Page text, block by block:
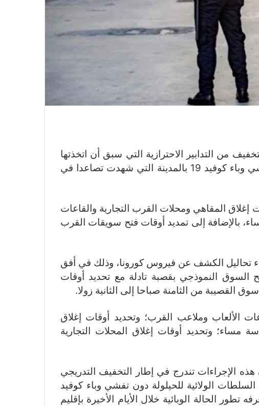
من التدابير الاحترازية التي سبق أن اتخذتها
كإجراءات استباقية للسيطرة والحد من تفشي وباء كوفيد 19 بالمدينة التي شهدت تصاعدا في
إغلاق المقاهي ومحلات القرب التجارية والقاعات
بالإضافة إلى تمديد أوقات فتح سويقات القرب
تحاليل الكشف عن فيروس كورونا، وذلك في أفق
السوق النموذجي بقصبة تادلة مع تحديد أوقات
القصيبة من الثامنة صباحا إلى الثانية زولا.
الألعاب وملاعب القرب؛ وتحديد أوقات إغلاق
مساء؛ وتحديد أوقات إغلاق المحلات التجارية
الإجراءات تندرج في إطار التخفيف التدريجي
السلطات الولائية للحيلولة دون تفشي وباء كوفيد
تطور الحالة الوبائية خلال الأيام الأخيرة بإقليم